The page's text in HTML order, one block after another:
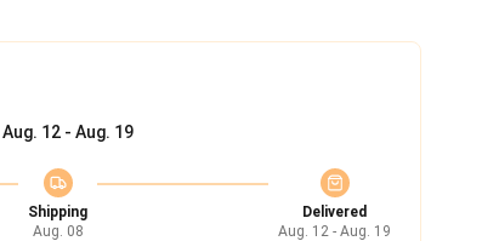
Aug. 12 - Aug. 19
Shipping
Aug. 08
Delivered
Aug. 12 - Aug. 19